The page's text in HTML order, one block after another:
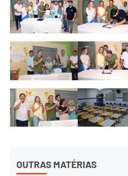
OUTRAS MATÉRIAS